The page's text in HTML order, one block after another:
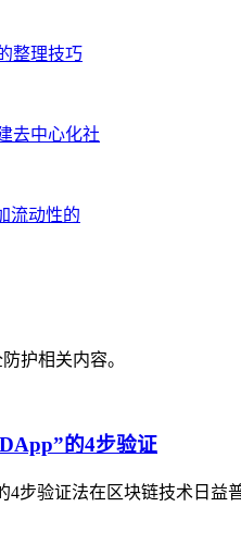
整理技巧
去中心化社
流动性的
护相关内容。
的4步验证
4步验证法在区块链技术日